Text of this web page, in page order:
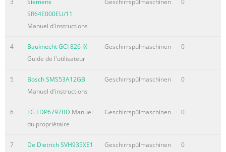
3
Siemens
SR64E000EU/11
Manuel d'instructions
Geschirrspülmaschinen 0
4
Bauknecht GCI 826 IX
Guide de l'utilisateur
Geschirrspülmaschinen 0
5
Bosch SMS53A12GB
Manuel d'instructions
Geschirrspülmaschinen 0
6 LG LDP6797BD Manuel
du propriétaire
Geschirrspülmaschinen 0
7
De Dietrich SVH935XE1
Geschirrspülmaschinen 0